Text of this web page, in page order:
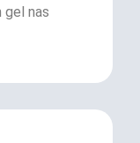
gel nas